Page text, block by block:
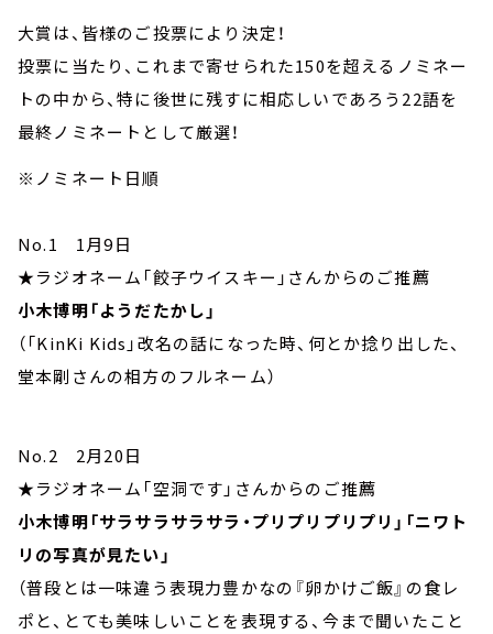
大賞は、皆様のご投票により決定！
投票に当たり、これまで寄せられた150を超えるノミネー
トの中から、特に後世に残すに相応しいであろう22語を
最終ノミネートとして厳選！
※ノミネート日順
No.1 1月9日
★ラジオネーム「餃子ウイスキー」さんからのご推薦
小木博明「ようだたかし」
（「KinKi Kids」改名の話になった時、何とか捻り出した、
堂本剛さんの相方のフルネーム）
No.2 2月20日
★ラジオネーム「空洞です」さんからのご推薦
小木博明「サラサラサラサラ・プリプリプリプリ」「ニワト
リの写真が見たい」
（普段とは一味違う表現力豊かなの『卵かけご飯』の食レ
ポと、とても美味しいことを表現する、今まで聞いたこと